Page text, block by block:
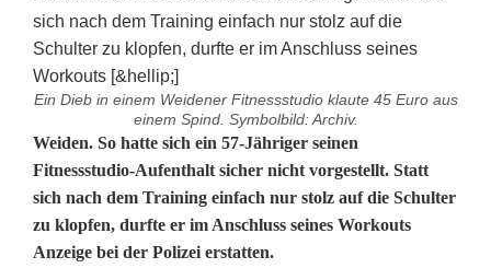
Ein Dieb in einem Weidener Fitnessstudio klaute 45 Euro aus
einem Spind. Symbolbild: Archiv.
Ä
r
g
Weiden. So hatte sich ein 57-Jähriger seinen
Fitnessstudio-Aufenthalt sicher nicht vorgestellt. Statt
sich nach dem Training einfach nur stolz auf die Schulter
zu klopfen, durfte er im Anschluss seines Workouts
Anzeige bei der Polizei erstatten.